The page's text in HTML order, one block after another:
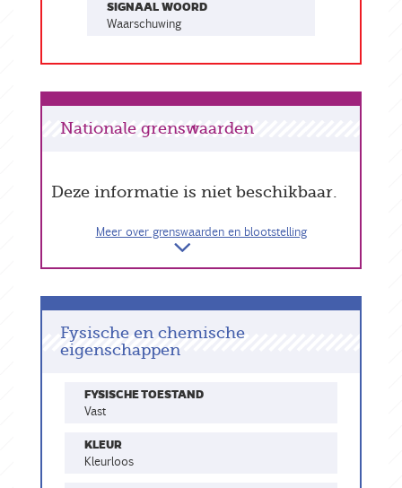
SIGNAAL WOORD
waarschuwing
Nationale grenswaarden
Deze informatie is niet beschikbaar.
Meer over grenswaarden en blootstelling
Fysische en chemische
eigenschappen
FYSISCHE TOESTAND
vast
KLEUR
kleurloos